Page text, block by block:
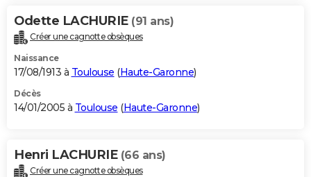
Odette LACHURIE (91 ans)
Créer une cagnotte obsèques
Naissance
17/08/1913 à Toulouse (Haute-Garonne)
Décès
14/01/2005 à Toulouse (Haute-Garonne)
Henri LACHURIE (66 ans)
Créer une cagnotte obsèques